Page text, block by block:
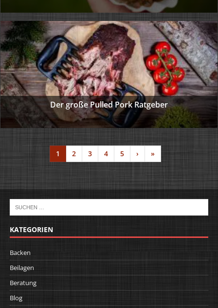
Der große Pulled Pork Ratgeber
1 2 3 4 5 › »
KATEGORIEN
Backen
Beilagen
Beratung
Blog